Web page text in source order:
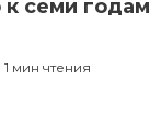
к семи годам
1 мин чтения